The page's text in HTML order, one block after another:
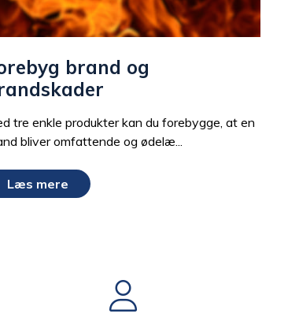
brand og
tre enkle produkter kan du forebygge, at en
bliver omfattende og ødelæ...
Læs mere